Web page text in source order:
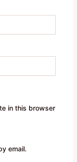
in this browser
email.